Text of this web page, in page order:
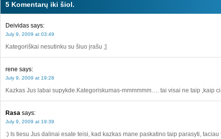
5 Komentarų iki šiol.
Deividas says:
July 9, 2009 at 03:49
Kategoriškai nesutinku su šiuo įrašu ;]
rene says:
July 9, 2009 at 19:28
Kazkas Jus labai supykde.Kategoriskumas-mmmmmm…. tai visai ne taip ,kaip
Rasa says:
July 9, 2009 at 19:39
:) Is tiesu Jus dalinai esate teisi, kad kazkas mane paskatino taip parasyti,